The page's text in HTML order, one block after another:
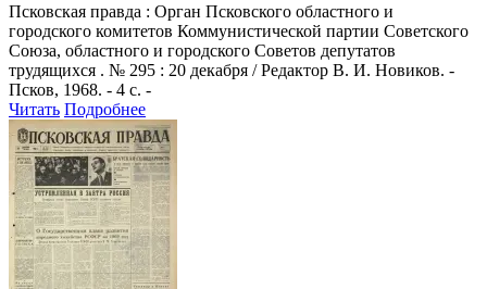
Псковская правда : Орган Псковского областного и
городского комитетов Коммунистической партии Советского
Союза, областного и городского Советов депутатов
трудящихся . № 295 : 20 декабря / Редактор В. И. Новиков. -
Псков, 1968. - 4 с. -
Читать Подробнее